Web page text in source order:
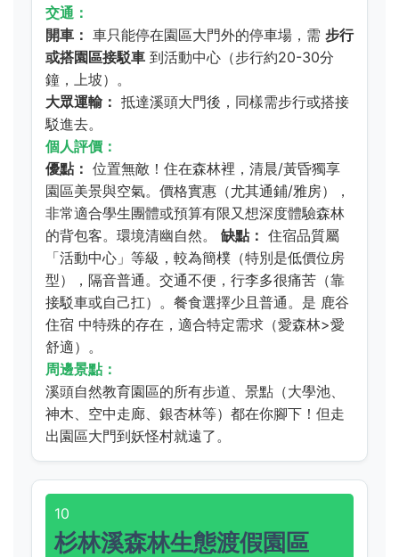
交通：
開車： 車只能停在園區大門外的停車場，需 步行
或搭園區接駁車 到活動中心（步行約20-30分
鐘，上坡）。
大眾運輸： 抵達溪頭大門後，同樣需步行或搭接
駁進去。
個人評價：
優點： 位置無敵！住在森林裡，清晨/黃昏獨享
園區美景與空氣。價格實惠（尤其通鋪/雅房），
非常適合學生團體或預算有限又想深度體驗森林
的背包客。環境清幽自然。 缺點： 住宿品質屬
「活動中心」等級，較為簡樸（特別是低價位房
型），隔音普通。交通不便，行李多很痛苦（靠
接駁車或自己扛）。餐食選擇少且普通。是 鹿谷
住宿 中特殊的存在，適合特定需求（愛森林>愛
舒適）。
周邊景點：
溪頭自然教育園區的所有步道、景點（大學池、
神木、空中走廊、銀杏林等）都在你腳下！但走
出園區大門到妖怪村就遠了。
10
杉林溪森林生態渡假園區